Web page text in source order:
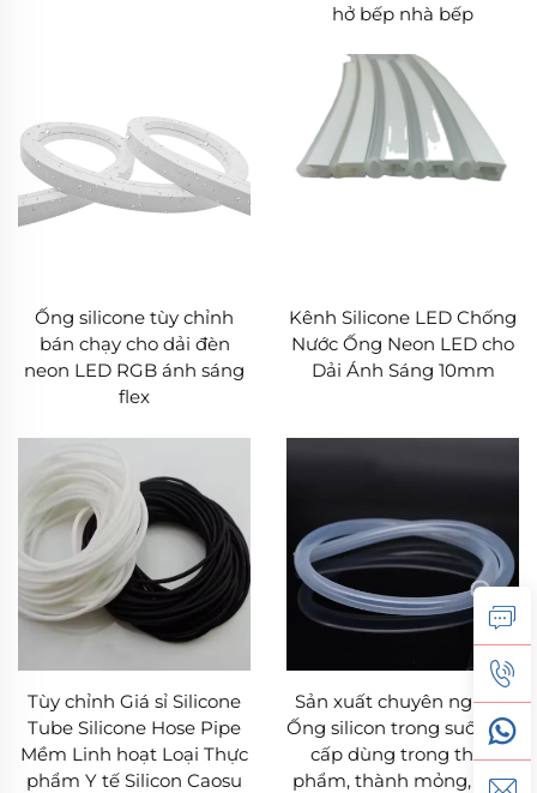
hở bếp nhà bếp
Ống silicone tùy chỉnh
bán chạy cho dải đèn
neon LED RGB ánh sáng
flex
Kênh Silicone LED Chống
Nước Ống Neon LED cho
Dải Ánh Sáng 10mm
Tùy chỉnh Giá sỉ Silicone
Tube Silicone Hose Pipe
Mềm Linh hoạt Loại Thực
phẩm Y tế Silicon Caosu
Sản xuất chuyên nghiệp
Ống silicon trong suốt cao
cấp dùng trong thực
phẩm, thành mỏng, chịu